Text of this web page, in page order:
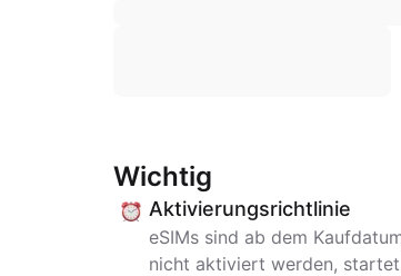
Wichtig
Aktivierungsrichtlinie
eSIMs sind ab dem
nicht aktiviert werden,